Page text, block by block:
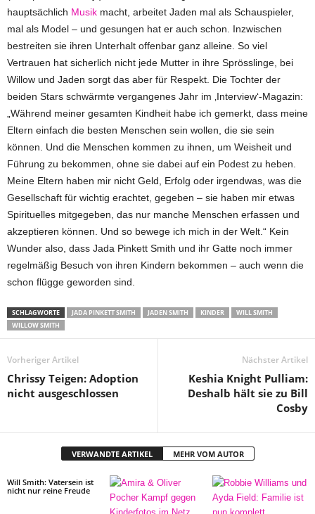
hauptsächlich Musik macht, arbeitet Jaden mal als Schauspieler,
mal als Model – und gesungen hat er auch schon. Inzwischen
bestreiten sie ihren Unterhalt offenbar ganz alleine. So viel
Vertrauen hat sicherlich nicht jede Mutter in ihre Sprösslinge, bei
Willow und Jaden sorgt das aber für Respekt. Die Tochter der
beiden Stars schwärmte vergangenes Jahr im ‚Interview‘-Magazin:
„Während meiner gesamten Kindheit habe ich gemerkt, dass meine
Eltern einfach die besten Menschen sein wollen, die sie sein
können. Und die Menschen kommen zu ihnen, um Weisheit und
Führung zu bekommen, ohne sie dabei auf ein Podest zu heben.
Meine Eltern haben mir nicht Geld, Erfolg oder irgendwas, was die
Gesellschaft für wichtig erachtet, gegeben – sie haben mir etwas
Spirituelles mitgegeben, das nur manche Menschen erfassen und
akzeptieren können. Und so bewege ich mich in der Welt.“ Kein
Wunder also, dass Jada Pinkett Smith und ihr Gatte noch immer
regelmäßig Besuch von ihren Kindern bekommen – auch wenn die
schon flügge geworden sind.
SCHLAGWORTE JADA PINKETT SMITH JADEN SMITH KINDER
WILL SMITH
WILLOW SMITH
Vorheriger Artikel
Chrissy Teigen: Adoption
nicht ausgeschlossen
Nächster Artikel
Keshia Knight Pulliam:
Deshalb hält sie zu Bill
Cosby
VERWANDTE ARTIKEL MEHR VOM AUTOR
Will Smith: Vatersein ist
nicht nur reine Freude